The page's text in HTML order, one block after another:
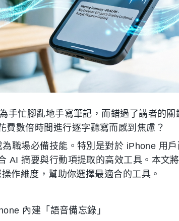
手忙腳亂地手寫筆記，而錯過了講者的關
費數倍時間進行逐字聽寫而感到焦慮？
職場必備技能。特別是對於 iPhone 用
AI 摘要與行動項提取的高效工具。本文
作維度，幫助你選擇最適合的工具。
內建「語音備忘錄」